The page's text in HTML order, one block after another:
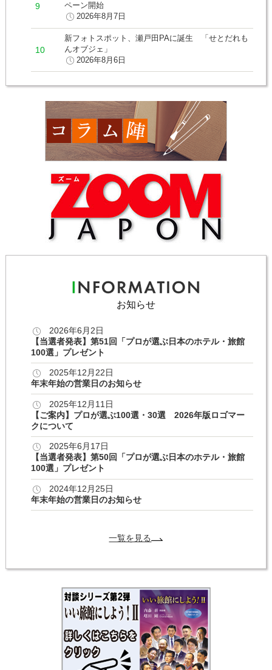
ペーン開始
2026年8月7日
新フォトスポット、瀬戸田PAに誕生 「せとだれも
んオブジェ」
2026年8月6日
お知らせ
2026年6月2日
【当選者発表】第51回「プロが選ぶ日本のホテル・旅館
100選」プレゼント
2025年12月22日
年末年始の営業日のお知らせ
2025年12月11日
【ご案内】プロが選ぶ100選・30選 2026年版ロゴマー
クについて
2025年6月17日
【当選者発表】第50回「プロが選ぶ日本のホテル・旅館
100選」プレゼント
2024年12月25日
年末年始の営業日のお知らせ
一覧を見る